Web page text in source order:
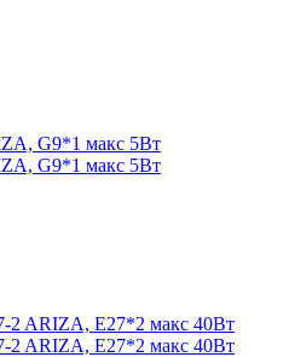
G9*1 макс 5Вт
G9*1 макс 5Вт
2 ARIZA, Е27*2 макс 40Вт
2 ARIZA, Е27*2 макс 40Вт